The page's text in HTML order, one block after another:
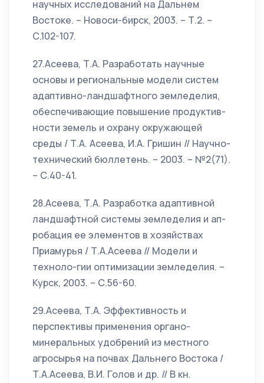
научных исследований на Дальнем
Востоке. – Новоси-бирск, 2003. – Т.2. –
С.102-107.
27.Асеева, Т.А. Разработать научные
основы и региональные модели систем
адаптивно-ландшафтного земледелия,
обеспечивающие повышение продуктив-
ности земель и охрану окружающей
среды / Т.А. Асеева, И.А. Гришин // Научно-
технический бюллетень. – 2003. – №2(71).
– С.40-41.
28.Асеева, Т.А. Разработка адаптивной
ландшафтной системы земледелия и ап-
робация ее элементов в хозяйствах
Приамурья / Т.А.Асеева // Модели и
техноло-гии оптимизации земледелия. –
Курск, 2003. – С.56-60.
29.Асеева, Т.А. Эффективность и
перспективы применения органо-
минеральных удобрений из местного
агросырья на почвах Дальнего Востока /
Т.А.Асеева, В.И. Голов и др. // В кн.